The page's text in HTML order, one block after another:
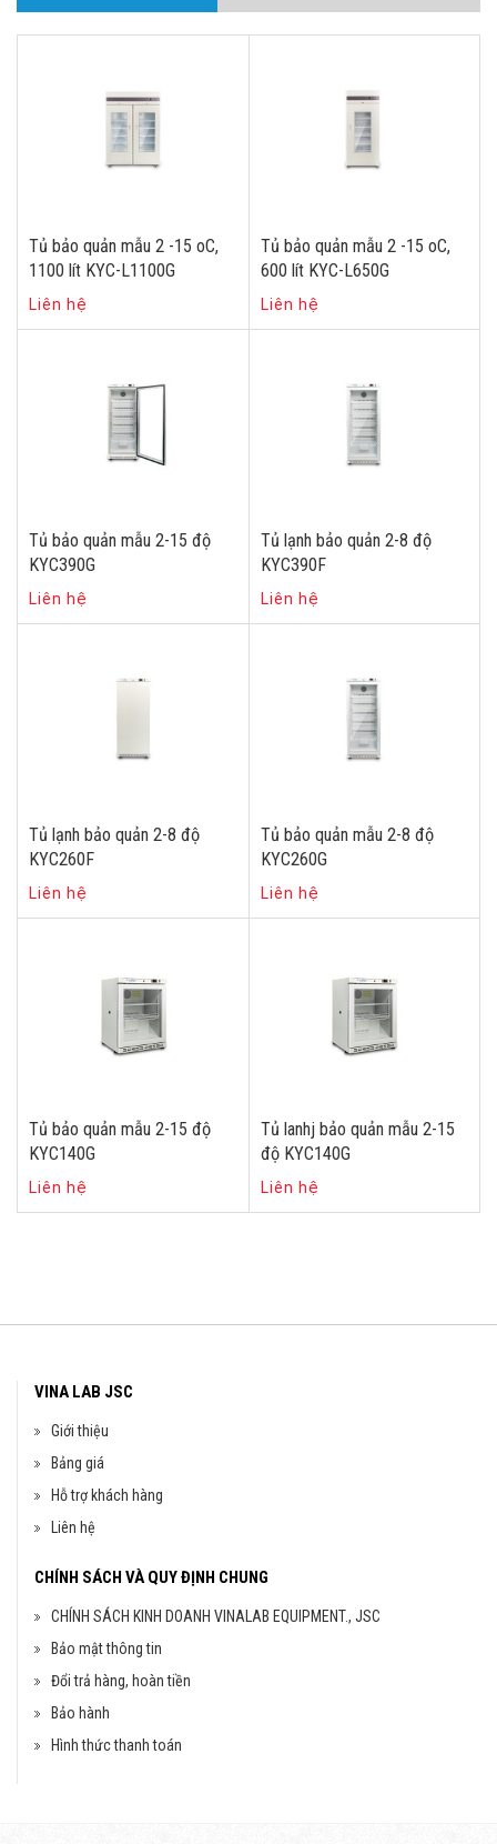
Tủ bảo quản mẫu 2 -15 oC,
1100 lít KYC-L1100G
Liên hệ
Tủ bảo quản mẫu 2 -15 oC,
600 lít KYC-L650G
Liên hệ
Tủ bảo quản mẫu 2-15 độ
KYC390G
Liên hệ
Tủ lạnh bảo quản 2-8 độ
KYC390F
Liên hệ
Tủ lạnh bảo quản 2-8 độ
KYC260F
Liên hệ
Tủ bảo quản mẫu 2-8 độ
KYC260G
Liên hệ
Tủ bảo quản mẫu 2-15 độ
KYC140G
Liên hệ
Tủ lanhj bảo quản mẫu 2-15
độ KYC140G
Liên hệ
VINA LAB JSC
Giới thiệu
Bảng giá
Hỗ trợ khách hàng
Liên hệ
CHÍNH SÁCH VÀ QUY ĐỊNH CHUNG
CHÍNH SÁCH KINH DOANH VINALAB EQUIPMENT., JSC
Bảo mật thông tin
Đổi trả hàng, hoàn tiền
Bảo hành
Hình thức thanh toán